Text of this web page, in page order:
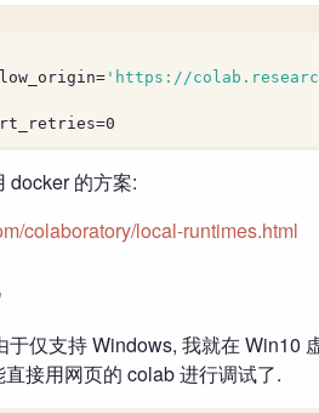
'https://
docker 的方案:
colaboratory/local-runtimes.html
于仅支持 Windows, 我就在 Win10
接用网页的 colab 进行调试了.